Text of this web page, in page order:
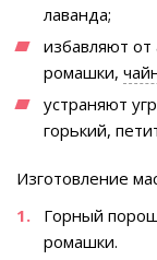
лаванда;
избавляют от
ромашки,
устраняют
горький,
Изготовление
Горный
ромашки.